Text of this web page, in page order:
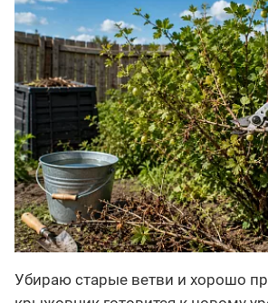
Убираю старые ветви и хорошо